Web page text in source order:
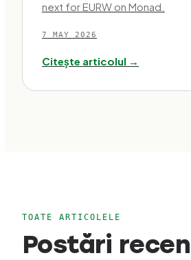
next for EURW on Monad.
7 MAY 2026
Citește articolul →
TOATE ARTICOLELE
Postări